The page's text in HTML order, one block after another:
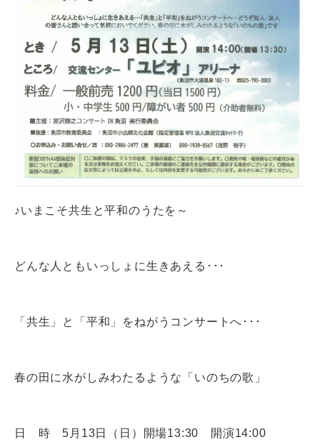
♪いまこそ共生と平和のうたを～
どんな人ともいっしょに生きあえる･･･
「共生」と「平和」をねがうコンサートへ･･･
春の田に水がしみわたるような「いのちの歌」
日 時 5月13日（日）開場13:30 開演14:00